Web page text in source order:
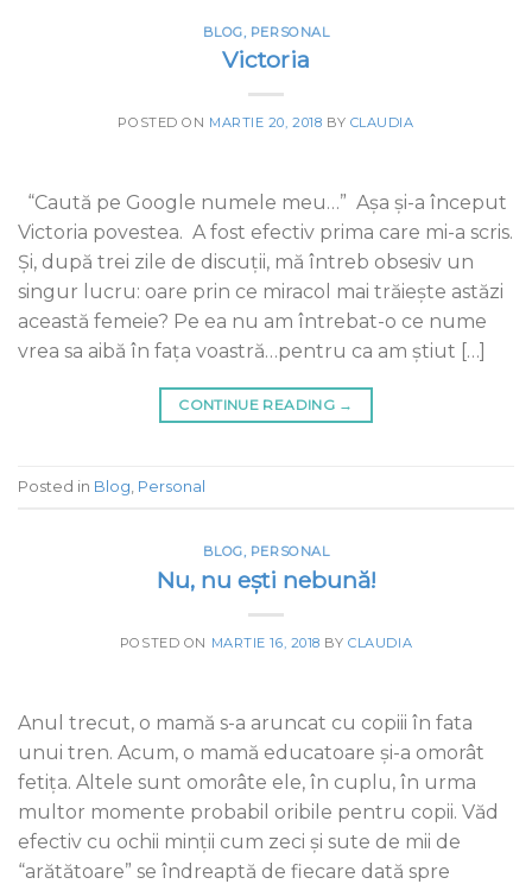
BLOG PERSONAL
Victoria
POSTED ON MARTIE 20, 2018 BY CLAUDIA
“Caută pe Google numele meu…” Așa și-a început
Victoria povestea. A fost efectiv prima care mi-a scris.
Și, după trei zile de discuții, mă întreb obsesiv un
singur lucru: oare prin ce miracol mai trăiește astăzi
această femeie? Pe ea nu am întrebat-o ce nume
vrea sa aibă în fața voastră…pentru ca am știut […]
CONTINUE READING →
Posted in Blog Personal
BLOG, PERSONAL
Nu, nu ești nebună!
POSTED ON MARTIE 16, 2018 BYCLAUDIA
Anul trecut, o mamă s-a aruncat cu copiii în fata
unui tren. Acum, o mamă educatoare și-a omorât
fetița. Altele sunt omorâte ele, în cuplu, în urma
multor momente probabil oribile pentru copii. Văd
efectiv cu ochii minții cum zeci și sute de mii de
“arătătoare” se îndreaptă de fiecare dată spre